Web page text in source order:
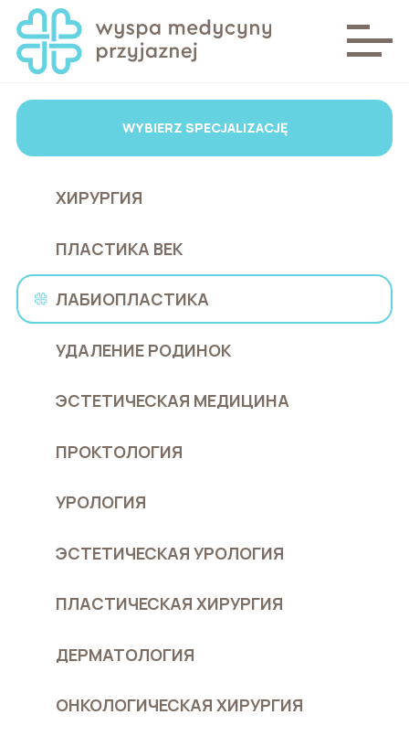
WYBIERZ SPECJALIZACJĘ
ХИРУРГИЯ
ПЛАСТИКА ВЕК
ЛАБИОПЛАСТИКА
УДАЛЕНИЕ РОДИНОК
ЭСТЕТИЧЕСКАЯ МЕДИЦИНА
ПРОКТОЛОГИЯ
УРОЛОГИЯ
ЭСТЕТИЧЕСКАЯ УРОЛОГИЯ
ПЛАСТИЧЕСКАЯ ХИРУРГИЯ
ДЕРМАТОЛОГИЯ
ОНКОЛОГИЧЕСКАЯ ХИРУРГИЯ